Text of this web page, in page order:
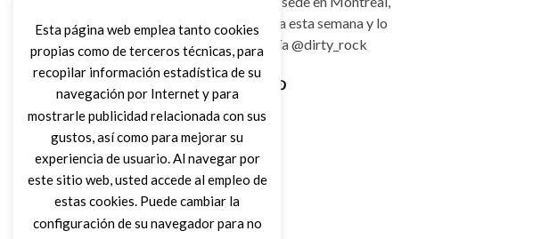
Elephant Stone, llegan a España esta semana y lo
harán en cuatro ciudades vía @dirty_rock
Leer Más
Esta página web emplea tanto cookies
propias como de terceros técnicas, para
recopilar información estadística de su
navegación por Internet y para
mostrarle publicidad relacionada con sus
gustos, así como para mejorar su
experiencia de usuario. Al navegar por
este sitio web, usted accede al empleo de
estas cookies. Puede cambiar la
configuración de su navegador para no